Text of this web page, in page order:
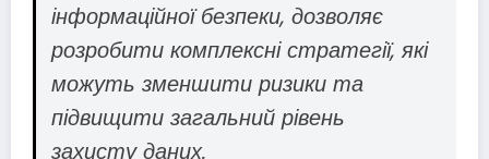
інформаційної безпеки, дозволяє
розробити комплексні стратегії, які
можуть зменшити ризики та
підвищити загальний рівень
захисту даних.